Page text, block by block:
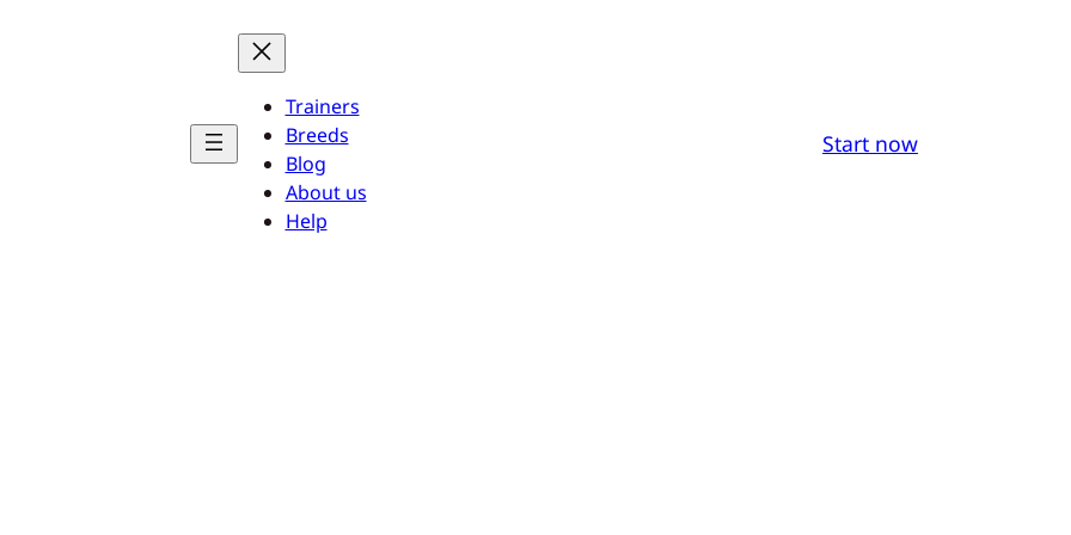
Trainers
Breeds
Blog
About us
Help
Start now